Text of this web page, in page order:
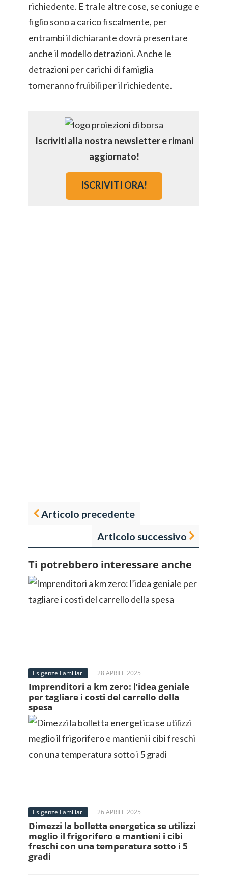
richiedente. E tra le altre cose, se coniuge e
figlio sono a carico fiscalmente, per
entrambi il dichiarante dovrà presentare
anche il modello detrazioni. Anche le
detrazioni per carichi di famiglia
torneranno fruibili per il richiedente.
Iscriviti alla nostra newsletter e rimani
aggiornato!
ISCRIVITI ORA!
Articolo precedente
Articolo successivo
Ti potrebbero interessare anche
Esigenze Familiari 28 APRILE 2025
Imprenditori a km zero: l’idea geniale
per tagliare i costi del carrello della
spesa
Esigenze Familiari 26 APRILE 2025
Dimezzi la bolletta energetica se utilizzi
meglio il frigorifero e mantieni i cibi
freschi con una temperatura sotto i 5
gradi